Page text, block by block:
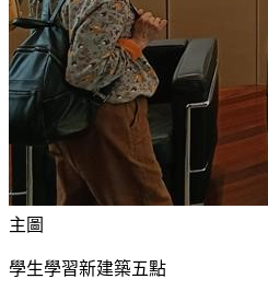
主圖
學生學習新建築五點